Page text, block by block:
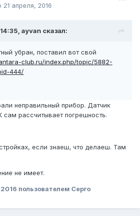
21 апреля, 2016
ayvan сказал:
убран, поставил вот свой
club.ru/index.php/topic/5882-
444/
неправильный прибор. Датчик
сам рассчитывает погрешность.
если знаеш, что делаеш. Там
не имеет.
пользователем Серго